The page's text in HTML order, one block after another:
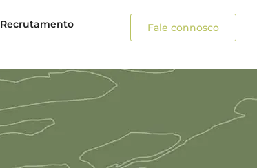
Recrutamento
Fale connosco